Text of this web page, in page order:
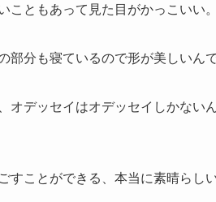
ともあって見た目がかっこいい。
部分も寝ているので形が美しいんで
オデッセイはオデッセイしかない
ことができる、本当に素晴らし